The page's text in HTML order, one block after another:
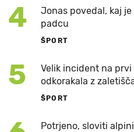
4
Jonas povedal, kaj
padcu
ŠPORT
5
Velik incident na prvi
odkorakala z
ŠPORT
Potrjeno, sloviti